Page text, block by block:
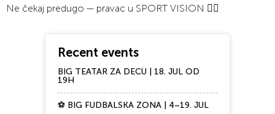
Ne čekaj predugo — pravac u SPORT VISION 🏃‍♂️
Recent events
BIG TEATAR ZA DECU | 18. JUL OD
19H
⚽ BIG FUDBALSKA ZONA | 4–19. JUL